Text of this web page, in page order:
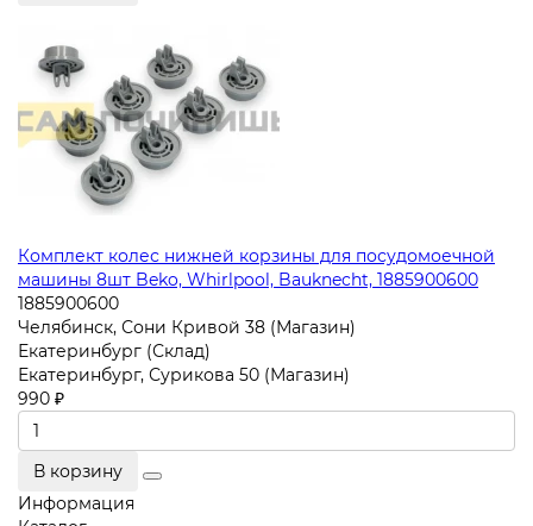
Комплект колес нижней корзины для посудомоечной
машины 8шт Beko, Whirlpool, Bauknecht, 1885900600
1885900600
Челябинск, Сони Кривой 38 (Магазин)
Екатеринбург (Склад)
Екатеринбург, Сурикова 50 (Магазин)
990 ₽
В корзину
Информация